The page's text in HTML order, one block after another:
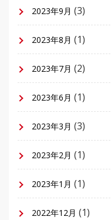
2023年9月 (3)
2023年8月 (1)
2023年7月 (2)
2023年6月 (1)
2023年3月 (3)
2023年2月 (1)
2023年1月 (1)
2022年12月 (1)